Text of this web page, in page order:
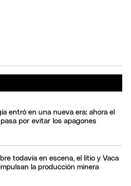
entró en una nueva era: ahora el
por evitar los apagones
todavía en escena, el litio y Vaca
la producción minera